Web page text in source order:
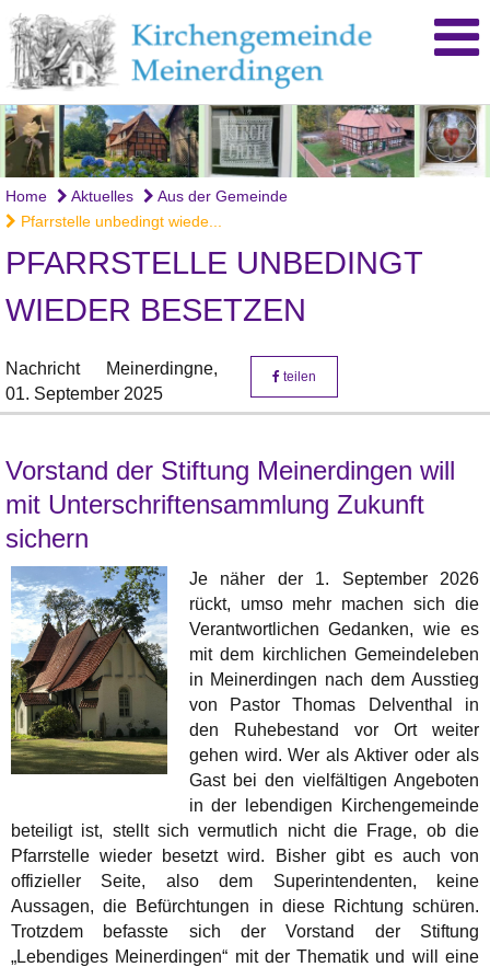
Home Aktuelles
Aus der Gemeinde
Pfarrstelle unbedingt wiede...
PFARRSTELLE UNBEDINGT
WIEDER BESETZEN
Nachricht
Meinerdingne,
01. September 2025
teilen
Vorstand der Stiftung Meinerdingen will
mit Unterschriftensammlung Zukunft
sichern
Je näher der 1. September 2026
rückt, umso mehr machen sich die
Verantwortlichen Gedanken, wie es
mit dem kirchlichen Gemeindeleben
in Meinerdingen nach dem Ausstieg
von Pastor Thomas Delventhal in
den Ruhebestand vor Ort weiter
gehen wird. Wer als Aktiver oder als
Gast bei den vielfältigen Angeboten
in der lebendigen Kirchengemeinde
beteiligt ist, stellt sich vermutlich nicht die Frage, ob die
Pfarrstelle wieder besetzt wird. Bisher gibt es auch von
offizieller Seite, also dem Superintendenten, keine
Aussagen, die Befürchtungen in diese Richtung schüren.
Trotzdem befasste sich der Vorstand der Stiftung
„Lebendiges Meinerdingen“ mit der Thematik und will eine